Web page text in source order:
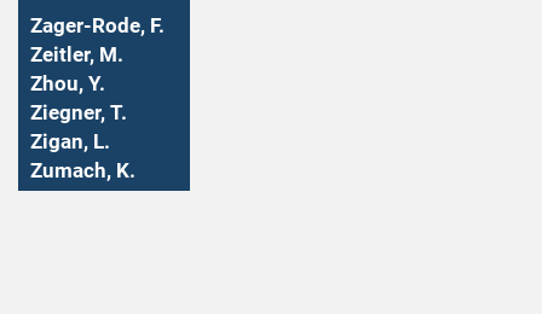
Zager-Rode, F.
Zeitler, M.
Zhou, Y.
Ziegner, T.
Zigan, L.
Zumach, K.